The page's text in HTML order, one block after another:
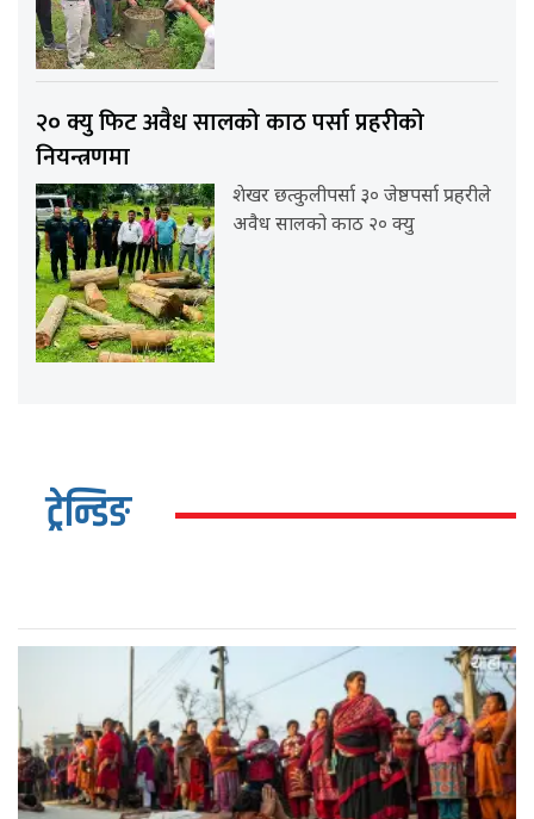
२० क्यु फिट अवैध सालको काठ पर्सा प्रहरीको
नियन्त्रणमा
शेखर छत्कुलीपर्सा ३० जेष्ठपर्सा प्रहरीले
अवैध सालको काठ २० क्यु
ट्रेन्डिङ